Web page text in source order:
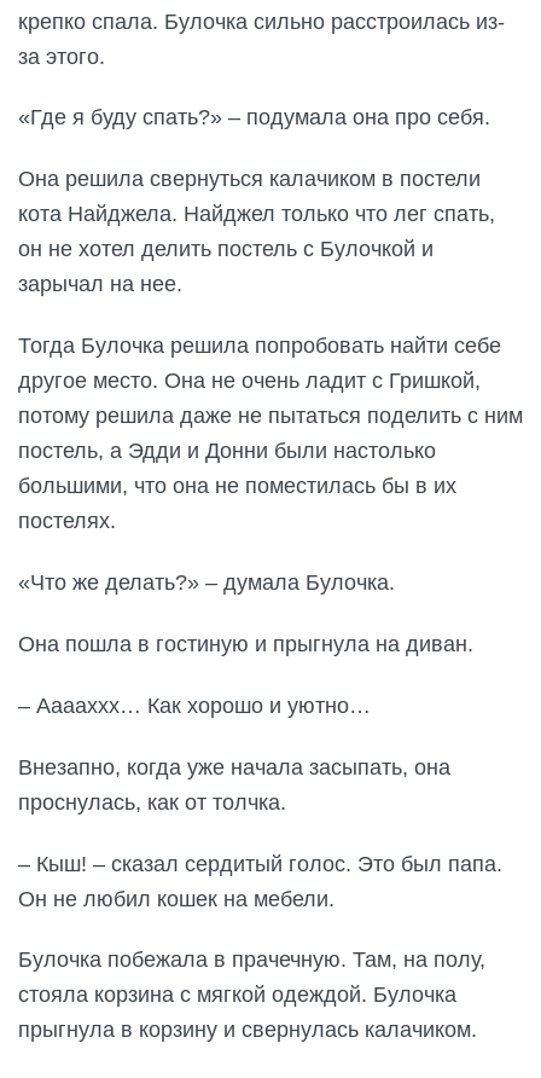
крепко спала. Булочка сильно расстроилась из-
за этого.
«Где я буду спать?» – подумала она про себя.
Она решила свернуться калачиком в постели
кота Найджела. Найджел только что лег спать,
он не хотел делить постель с Булочкой и
зарычал на нее.
Тогда Булочка решила попробовать найти себе
другое место. Она не очень ладит с Гришкой,
потому решила даже не пытаться поделить с ним
постель, а Эдди и Донни были настолько
большими, что она не поместилась бы в их
постелях.
«Что же делать?» – думала Булочка.
Она пошла в гостиную и прыгнула на диван.
– Ааааххх… Как хорошо и уютно…
Внезапно, когда уже начала засыпать, она
проснулась, как от толчка.
– Кыш! – сказал сердитый голос. Это был папа.
Он не любил кошек на мебели.
Булочка побежала в прачечную. Там, на полу,
стояла корзина с мягкой одеждой. Булочка
прыгнула в корзину и свернулась калачиком.